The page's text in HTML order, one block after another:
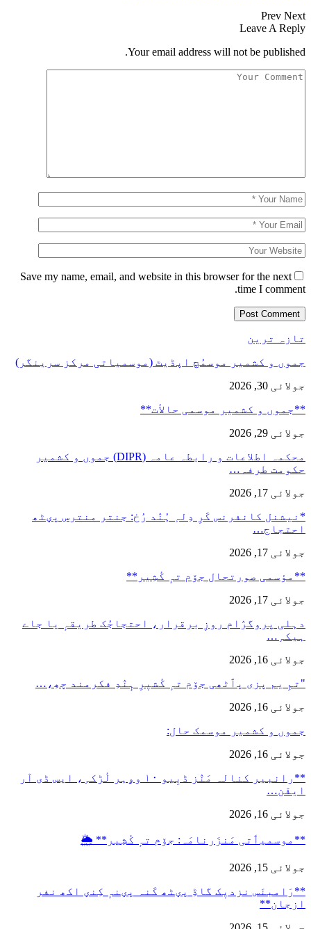
Prev
Leave A
Your email address will not be
Save my name, email, and website in this browser for the next
time I
ترین
و کشمیر موسمُچ اپڈیٹ (موسمیاتی مرکز سرینگر)
30, 2026
و كشمیر موسمی حالأت**
29, 2026
محکمہ اطلاعات و رابطہ عامہ (DIPR) جموں و کشمیر
طرفہ…
17, 2026
کانفرنس کَرِ دِلہِ ہُنٛد رُخ: جنتر منترس پؠٹھ
17, 2026
صورتحال جۆم تہٕ کٔشِیر**
17, 2026
پروگرٛام روزِ برقرار، احتجاجُک طریقہٕ یا جاے
16, 2026
یم پزی پٲٹھی جۆم تہٕ کٔشیٖرِ ہٕنٛدِ فکرمند چھِ،…
16, 2026
و کشمیر موسمک حال:
16, 2026
**رانبیر کنالہ مَنٛز ڈبِیو ۱۰ وۄہر لٔڑکہِ، ایس ڈی آر
16, 2026
مَنزَرنامَہ: جۆم تہٕ کٔشِیر** 🌦️
15, 2026
نزدیٖک گاڈِ پؠٹھ کَنہ پؠنہٕ کِنؠ اکھ نفر